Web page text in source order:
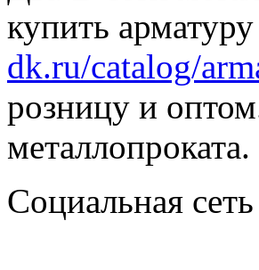
купить
dk.ru/catalog/
розницу и
металлопроката.
Социальная